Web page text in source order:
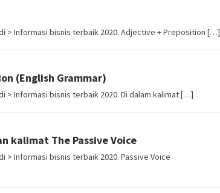
> Informasi bisnis terbaik 2020. Adjective + Preposition […]
(English Grammar)
> Informasi bisnis terbaik 2020. Di dalam kalimat […]
kalimat The Passive Voice
> Informasi bisnis terbaik 2020. Passive Voice